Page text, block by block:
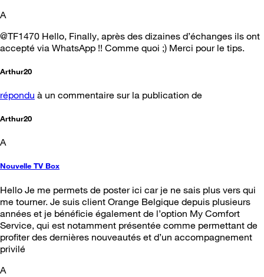
A
@TF1470​ Hello, Finally, après des dizaines d’échanges ils ont
accepté via WhatsApp !! Comme quoi ;) Merci pour le tips.
Arthur20
répondu à un commentaire sur la publication de
Arthur20
A
Nouvelle TV Box
Hello Je me permets de poster ici car je ne sais plus vers qui
me tourner. Je suis client Orange Belgique depuis plusieurs
années et je bénéficie également de l’option My Comfort
Service, qui est notamment présentée comme permettant de
profiter des dernières nouveautés et d’un accompagnement
privilé
A